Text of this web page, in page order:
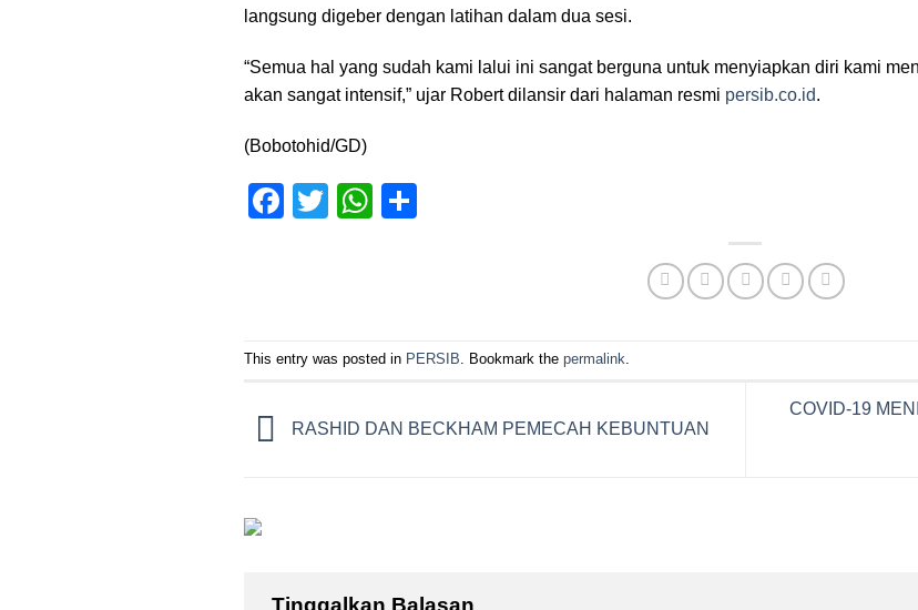
langsung digeber dengan latihan dalam dua sesi.
“Semua hal yang sudah kami lalui ini sangat berguna untuk menyiapkan diri kami
akan sangat intensif,” ujar Robert dilansir dari halaman resmi persib.co.id.
(Bobotohid/GD)
Facebook
TwitterWhatsApp
This entry was posted in PERSIB. Bookmark thepermalink.
RASHID DAN BECKHAM PEMECAH KEBUNTUAN
COVID-19